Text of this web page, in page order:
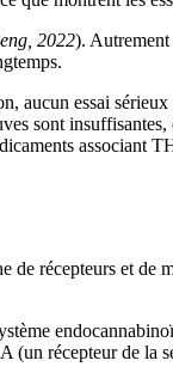
2022). Autrement
aucun essai
sont
associant
récepteurs et
récepteur de la